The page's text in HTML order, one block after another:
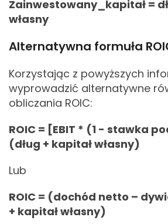
Zainwestowany_kapitał =
własny
Alternatywna formuła
Korzystając z powyższych
wyprowadzić alternatywne
obliczania ROIC:
ROIC = [EBIT * (1 - stawka
(dług + kapitał własny)
Lub
ROIC = (dochód netto –
+ kapitał własny)